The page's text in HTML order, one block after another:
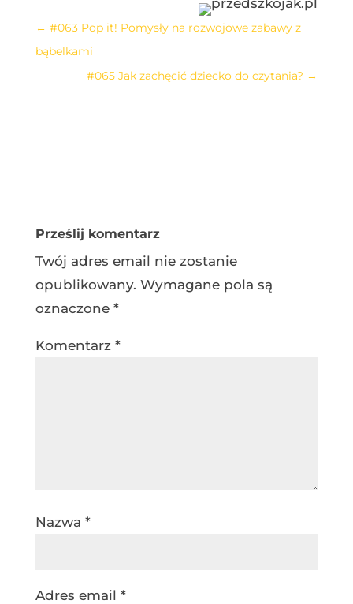
← #063 Pop it! Pomysły na rozwojowe zabawy z
bąbelkami
#065 Jak zachęcić dziecko do czytania? →
Prześlij komentarz
Twój adres email nie zostanie
opublikowany. Wymagane pola są
oznaczone *
Komentarz *
Nazwa *
Adres email *